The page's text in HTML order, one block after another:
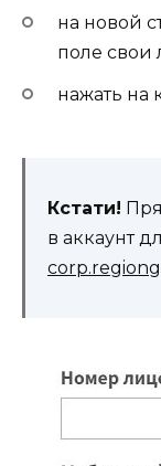
на новой
поле свои
нажать на
Кстати!
в аккаунт